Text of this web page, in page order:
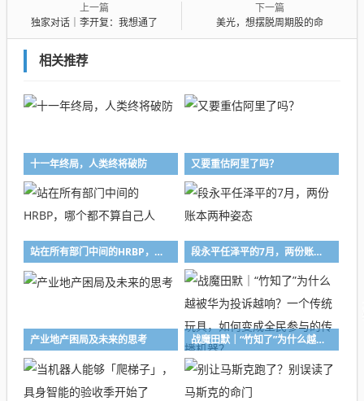
上一篇
独家对话｜李开复：我想通了
下一篇
美光，想摆脱周期股的命
相关推荐
十一年终局，人类终将破防 又要重估阿里了吗？
站在所有部门中间的HRBP，哪个都不算自己人 段永平任泽平的7月，两份账本两种姿态
产业地产困局及未来的思考 战魔田默｜“竹知了”为什么越被华为投诉越响？一个传统玩具，如何变成全民参与的传播机器？